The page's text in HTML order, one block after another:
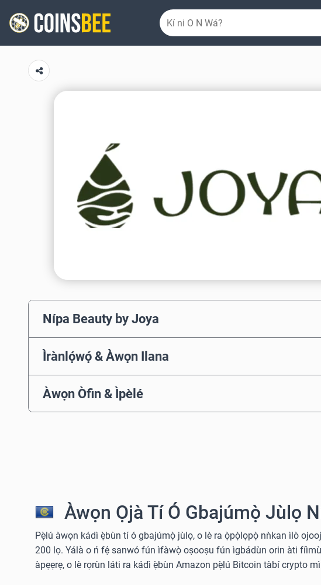
Nípa Beauty by Joya
Ìrànlọ́wọ́ & Àwọn Ilana
Àwọn Òfin & Ìpèlé
Àwọn Ọjà Tí Ó Gbajúmọ̀ Jùlọ
Pẹ̀lú àwọn kádì ẹ̀bùn tí ó gbajúmọ̀ jùlọ, o lè ra ọ̀pọ̀lọpọ̀ nǹkan ìlò
200 lọ. Yálà o ń fẹ́ sanwó fún ìfàwọ̀ oṣooṣu fún ìgbádùn orin àti
àpẹẹrẹ, o lè rọrùn láti ra kádì ẹ̀bùn Amazon pẹ̀lú Bitcoin tàbí crypto